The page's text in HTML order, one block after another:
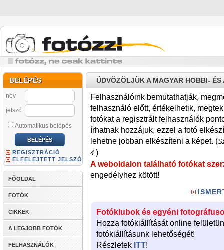
BELÉPÉS
név
jelszó
Automatikus belépés
REGISZTRÁCIÓ
ELFELEJTETT JELSZÓ
FŐOLDAL
FOTÓK
CIKKEK
A LEGJOBB FOTÓK
FELHASZNÁLÓK
ÜDVÖZÖLJÜK A MAGYAR HOBBI-
Felhasználóink bemutathatják,
felhasználó előtt, értékelhetik,
fotókat a regisztrált felhasználók
írhatnak hozzájuk, ezzel a fotó
lehetne jobban elkészíteni a képet. (
4.)
A weboldalon található fotókat
engedélyhez kötött!
Fotóklubok és egyéni
Hozza fotókiállítását online
fotókiállításunk lehetőségét!
Részletek ITT!